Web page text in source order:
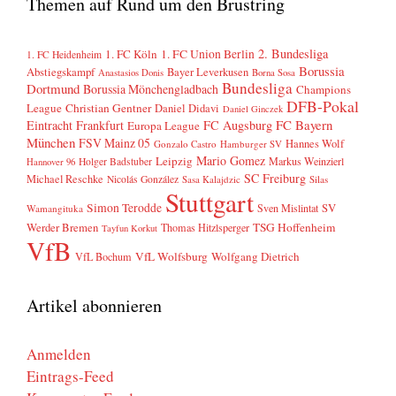
1. FC Heidenheim 1. FC Köln 1. FC Union Berlin 2. Bundesliga
Abstiegskampf Anastasios Donis Bayer Leverkusen Borna Sosa Borussia
Dortmund Borussia Mönchengladbach Bundesliga Champions
League Christian Gentner Daniel Didavi Daniel Ginczek DFB-Pokal
Eintracht Frankfurt Europa League FC Augsburg FC Bayern
München FSV Mainz 05 Gonzalo Castro Hamburger SV Hannes Wolf
Hannover 96 Holger Badstuber Leipzig Mario Gomez Markus Weinzierl
Michael Reschke Nicolás González Sasa Kalajdzic SC Freiburg Silas
Wamangituka Simon Terodde Stuttgart Sven Mislintat SV
Werder Bremen Tayfun Korkut Thomas Hitzlsperger TSG Hoffenheim
VfB VfL Bochum VfL Wolfsburg Wolfgang Dietrich
Artikel abonnieren
Anmelden
Eintrags-Feed